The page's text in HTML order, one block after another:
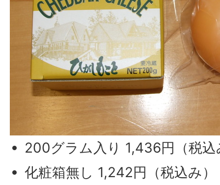
200グラム入り 1,436円（税込
化粧箱無し 1,242円（税込み）